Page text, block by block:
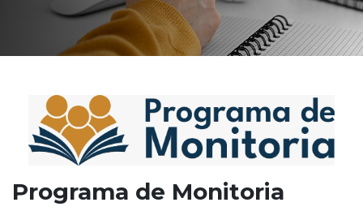
Programa de Monitoria